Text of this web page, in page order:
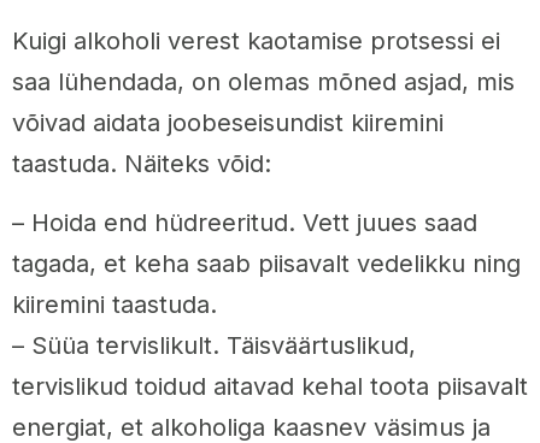
Kuigi alkoholi verest kaotamise protsessi ei
saa lühendada, on olemas mõned asjad, mis
võivad aidata joobeseisundist kiiremini
taastuda. Näiteks võid:
– Hoida end hüdreeritud. Vett juues saad
tagada, et keha saab piisavalt vedelikku ning
kiiremini taastuda.
– Süüa tervislikult. Täisväärtuslikud,
tervislikud toidud aitavad kehal toota piisavalt
energiat, et alkoholiga kaasnev väsimus ja